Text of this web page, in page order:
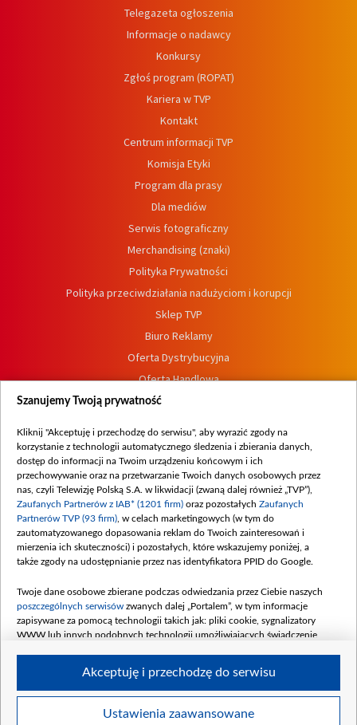
Telegazeta ogłoszenia
Informacje o nadawcy
Konkursy
Zgłoś program (ROPAT)
Kariera w TVP
Kontakt
Centrum informacji TVP
Komisja Etyki
Program dla prasy
Dla mediów
Serwis fotograficzny
Merchandising (znaki)
Polityka Prywatności
Polityka przeciwdziałania nadużyciom i korupcji
Sklep TVP
Biuro Reklamy
Oferta Dystrybucyjna
Oferta Handlowa
Dostępność
Procedura zgłoszeń wewnętrznych
Szanujemy Twoją prywatność
Kliknij "Akceptuję i przechodzę do serwisu", aby wyrazić zgody na
korzystanie z technologii automatycznego śledzenia i zbierania danych,
dostęp do informacji na Twoim urządzeniu końcowym i ich
przechowywanie oraz na przetwarzanie Twoich danych osobowych przez
nas, czyli Telewizję Polską S.A. w likwidacji (zwaną dalej również „TVP”),
Zaufanych Partnerów z IAB* (1201 firm) oraz pozostałych Zaufanych
Partnerów TVP (93 firm) , w celach marketingowych (w tym do
zautomatyzowanego dopasowania reklam do Twoich zainteresowań i
mierzenia ich skuteczności) i pozostałych, które wskazujemy poniżej, a
także zgody na udostępnianie przez nas identyfikatora PPID do Google.
Twoje dane osobowe zbierane podczas odwiedzania przez Ciebie naszych
poszczególnych serwisów zwanych dalej „Portalem”, w tym informacje
zapisywane za pomocą technologii takich jak: pliki cookie, sygnalizatory
WWW lub innych podobnych technologii umożliwiających świadczenie
Twoje dane osobowe zbierane podczas odwiedzania przez Ciebie
Ustawienia zaawansowane
Akceptuję i przechodzę do serwisu